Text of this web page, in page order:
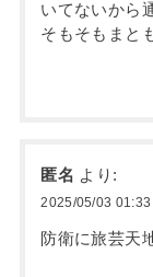
いてないから
そもそもまと
匿名 より:
2025/05/03 01:33
防衛に旅芸天